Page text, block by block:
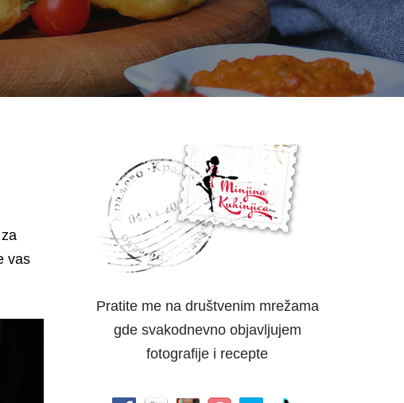
vas
Pratite me na društvenim mrežama
gde svakodnevno objavljujem
fotografije i recepte